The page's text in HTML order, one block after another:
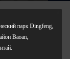
парк Dingfeng,
Baoan,